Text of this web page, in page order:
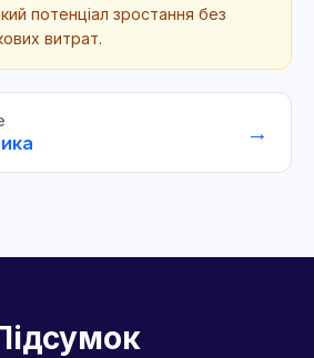
потенціал зростання без
витрат.
→